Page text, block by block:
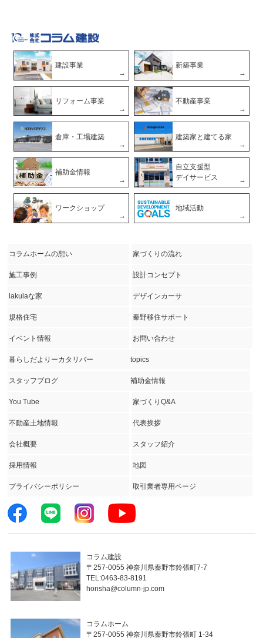
建設事業 新築事業
リフォーム事業 不動産事業
倉庫・工場建築 建築家と建てる家
補助金情報
自立支援型
デイサービス
ワークショップ 地域活動
コラムホームの想い 家づくりの流れ
施工事例 設計コンセプト
lakulaな家 デザインカーサ
規格住宅 秦野移住サポート
イベント情報 お問い合わせ
暮らしだよりーカタリバー topics
スタッフブログ 補助金情報
You Tube 家づくりQ&A
不動産土地情報 代表挨拶
会社概要 スタッフ紹介
採用情報 地図
プライバシーポリシー 取引業者専用ページ
コラム建設
〒257-0055 神奈川県秦野市鈴張町7-7
TEL:0463-83-8191
honsha@column-jp.com
コラムホーム
〒257-0055 神奈川県秦野市鈴張町 1-34